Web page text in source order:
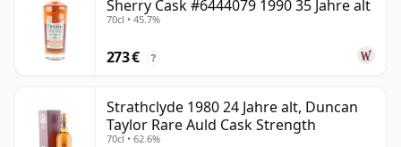
Sherry Cask #6444079 1990 35 Jahre alt
70cl • 45.7%
273 € ?
Strathclyde 1980 24 Jahre alt, Duncan
Taylor Rare Auld Cask Strength
70cl • 62.6%